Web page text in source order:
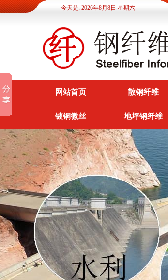
今天是: 2026年8月8日 星期六
网站首页 散钢纤维
镀铜微丝 地坪钢纤维